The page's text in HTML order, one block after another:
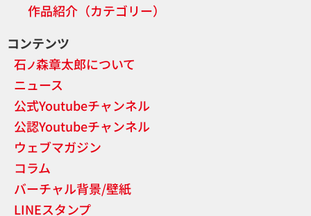
作品紹介（カテゴリー）
コンテンツ
石ノ森章太郎について
ニュース
公式Youtubeチャンネル
公認Youtubeチャンネル
ウェブマガジン
コラム
バーチャル背景/壁紙
LINEスタンプ